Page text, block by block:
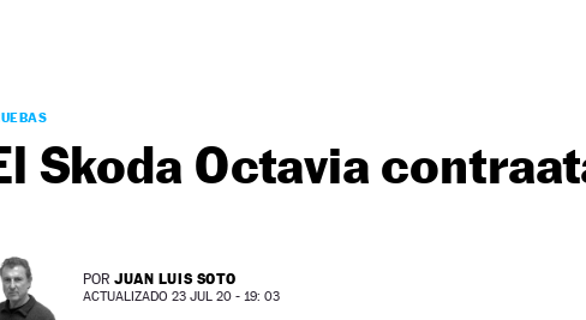
Skoda Octavia
POR JUAN LUIS SOTO
ACTUALIZADO 23 JUL 20 - 19: 03